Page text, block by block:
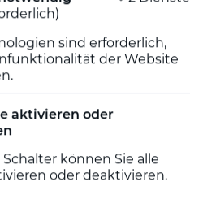
sind erforderlich,
der Website
aktivieren oder
können Sie alle
oder deaktivieren.